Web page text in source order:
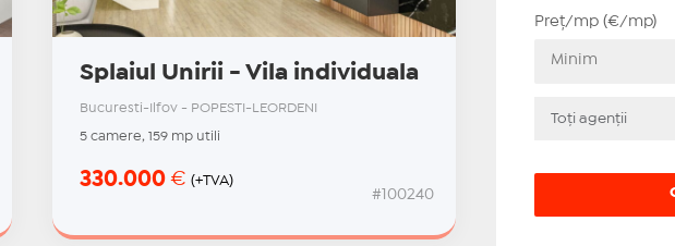
Splaiul Unirii - Vila individuala
Bucuresti-Ilfov - POPESTI-LEORDENI
5 camere, 159 mp utili
330.000€ (+TVA)
#100240
Preț/mp (€/mp)